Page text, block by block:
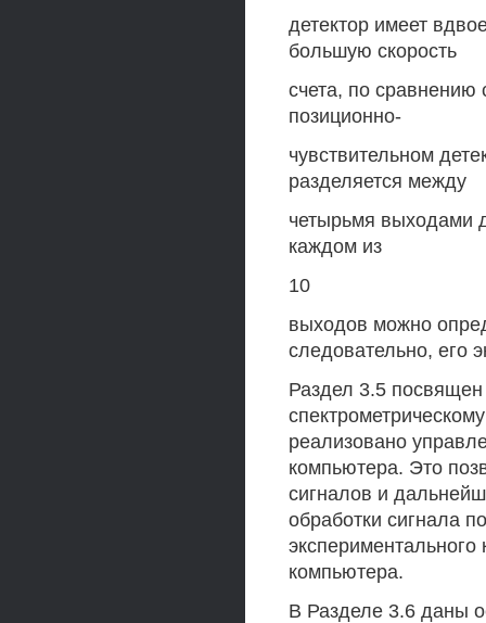
детектор имеет
большую скорость
счета, по
позиционно-
чувствительном
разделяется между
четырьмя выходами
каждом из
10
выходов можно
следовательно, его
Раздел 3.5 посвящен
реализовано
компьютера. Это
сигналов и
обработки сигнала
компьютера.
В Разделе 3.6 даны